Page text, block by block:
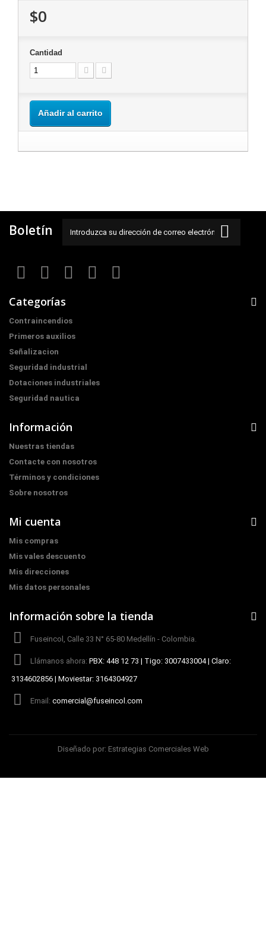
$0
Cantidad
Añadir al carrito
Boletín
Categorías
Contraincendios
Primeros auxilios
Señalizacion
Seguridad industrial
Dotaciones industriales
Seguridad nautica
Información
Nuestras tiendas
Contacte con nosotros
Términos y condiciones
Sobre nosotros
Mi cuenta
Mis compras
Mis vales descuento
Mis direcciones
Mis datos personales
Información sobre la tienda
Fuseincol, Calle 33 N° 65-80 Medellín - Colombia.
Llámanos ahora: PBX: 448 12 73 | Tigo: 3007433004 | Claro:
3134602856 | Moviestar: 3164304927
Email: comercial@fuseincol.com
Diseñado por: Estrategias Comerciales Web